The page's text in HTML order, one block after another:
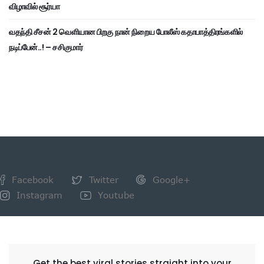
விழாவில் சூர்யா
வதந்தி சீசன் 2 வெளியான பிறகு நான் நிறைய போலீஸ் கதாபாத்திரங்களில்
நடிப்பேன்..! – சசிகுமார்
Facebook Twitter
Google+
Instagram
Youtube